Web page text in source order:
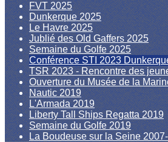
FVT 2025
Dunkerque 2025
Le Havre 2025
Jublié des Old Gaffers 2025
Semaine du Golfe 2025
Conférence STI 2023
TSR 2023 - Rencontre des
Ouverture du Musée de la
Nautic 2019
L'Armada 2019
Liberty Tall Ships Regatta 2019
Semaine du Golfe 2019
La Boudeuse sur la Seine